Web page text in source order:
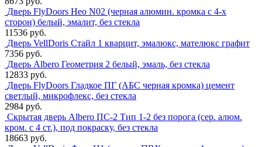
Дверь FlyDoors Нео N02 (черная алюмин. кромка с 4-х
сторон) белый, эмалит, без стекла
11536 руб.
Дверь VellDoris Стайл 1 кварцит, эмалюкс, мателюкс графит
7356 руб.
Дверь Albero Геометрия 2 белый, эмаль, без стекла
12833 руб.
Дверь FlyDoors Гладкое ПГ (АБС черная кромка) цемент
светлый, микрофлекс, без стекла
2984 руб.
Скрытая дверь Albero ПС-2 Тип 1-2 без порога (сер. алюм.
кром. с 4 ст.), под покраску, без стекла
18663 руб.